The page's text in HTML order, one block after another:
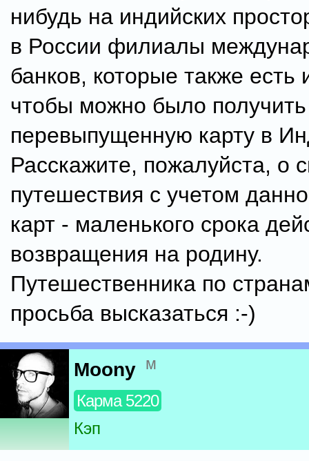
нибудь на индийских
в России филиалы
банков, которые также есть
чтобы можно было получить
перевыпущенную карту в
Расскажите, пожалуйста, о
путешествия с учетом
карт - маленького срока
возвращения на родину.
Путешественника по
просьба высказаться :-)
Moony м
Карма 5220
Кэп